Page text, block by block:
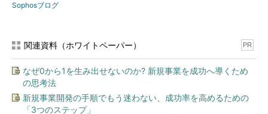
Sophosブログ
関連資料（ホワイトペーパー） PR
なぜ0から1を生み出せないのか? 新規事業を成功へ導くため
の思考法
新規事業開発の手順でもう迷わない、成功率を高めるための
「3つのステップ」